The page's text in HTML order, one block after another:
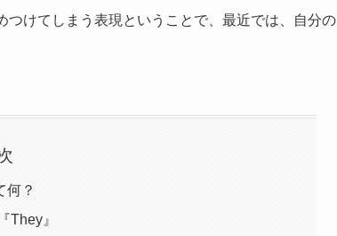
けてしまう表現ということで、最近では、自分の
何？
They』